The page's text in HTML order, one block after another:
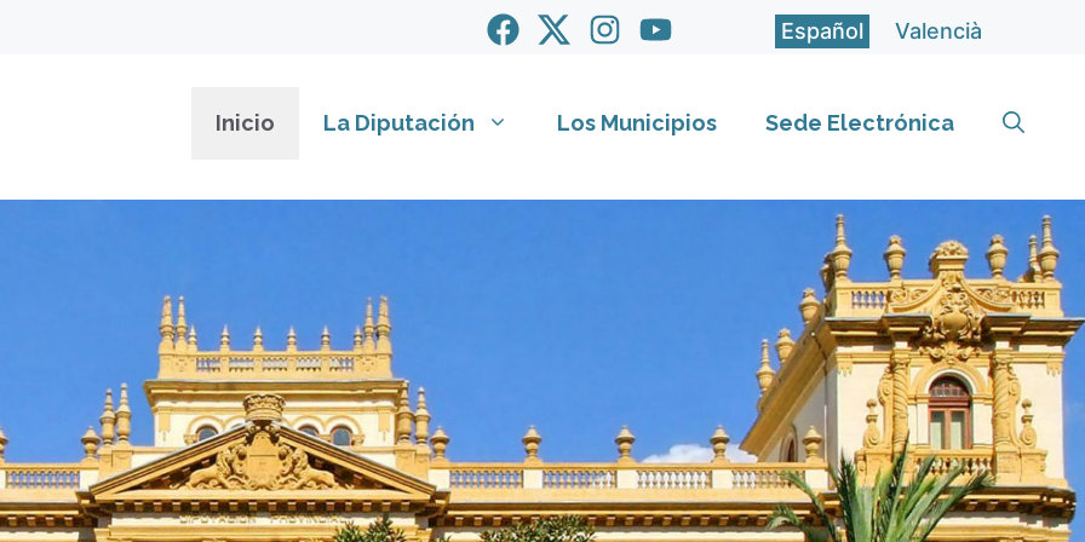
Español Valencià
Inicio La Diputación Los Municipios Sede Electrónica